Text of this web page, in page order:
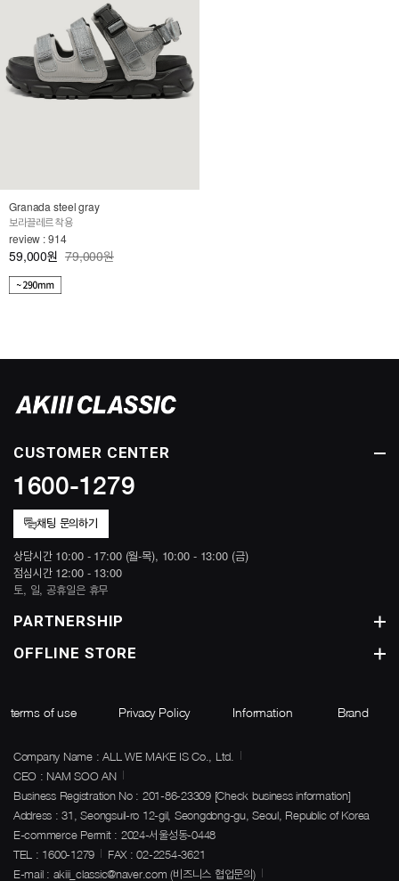
Granada steel gray
보라끌레르 착용
review : 914
59,000원 79,000원
CUSTOMER CENTER
1600-1279
채팅 문의하기
상담시간 10:00 - 17:00 (월-목), 10:00 - 13:00 (금)
점심시간 12:00 - 13:00
토, 일, 공휴일은 휴무
PARTNERSHIP
OFFLINE STORE
terms of use Privacy Policy Information Brand
Company Name : ALL WE MAKE IS Co., Ltd.
CEO : NAM SOO AN
Business Registration No : 201-86-23309 [Check business information]
Address : 31, Seongsuil-ro 12-gil, Seongdong-gu, Seoul, Republic of Korea
E-commerce Permit : 2024-서울성동-0448
TEL : 1600-1279
FAX : 02-2254-3621
E-mail : akiii_classic@naver.com (비즈니스 협업문의)